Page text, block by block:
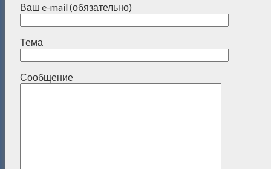
Ваш e-mail (обязательно)
Тема
Сообщение